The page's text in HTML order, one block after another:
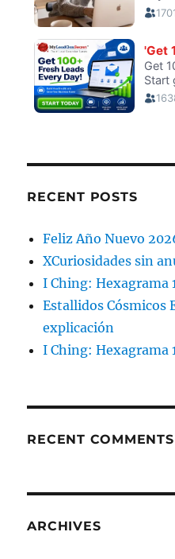
RECENT POSTS
Feliz Año Nuevo
XCuriosidades sin
I Ching: Hexagrama
Estallidos Cósmicos
explicación
I Ching: Hexagrama
RECENT COMMENTS
ARCHIVES